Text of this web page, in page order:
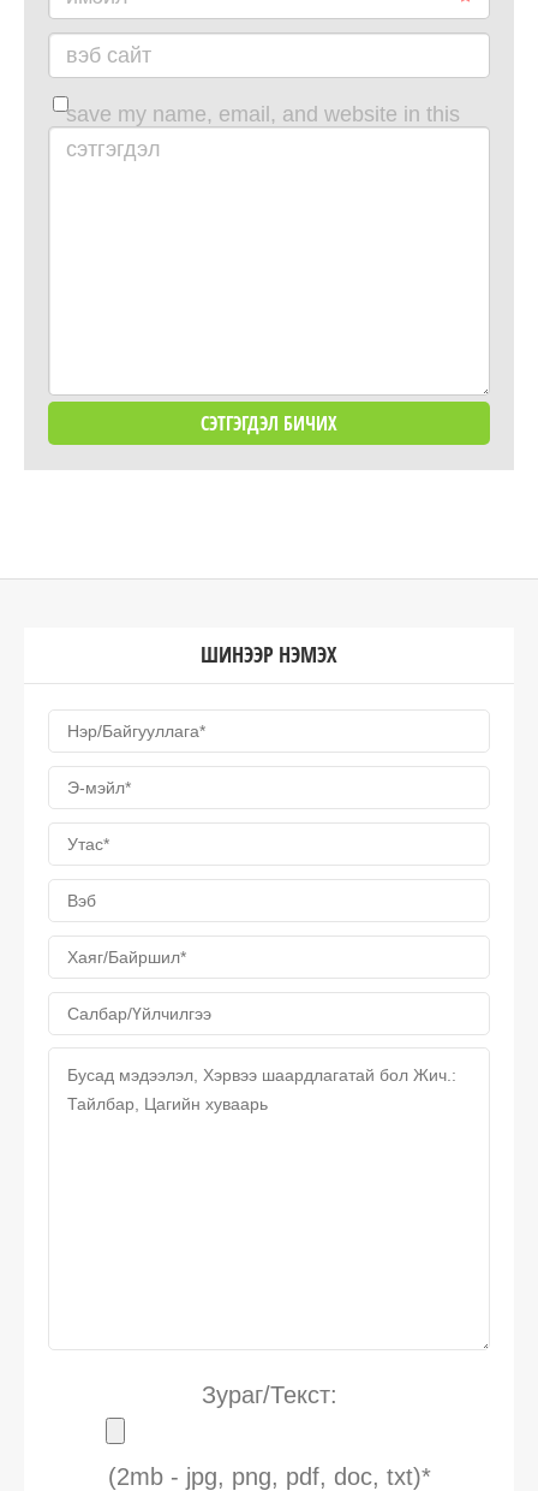
вэб сайт
save my name, email, and website in this
browser for the next time i comment.
сэтгэгдэл
ШИНЭЭР НЭМЭХ
Зураг/Текст:
(2mb - jpg, png, pdf, doc, txt)*